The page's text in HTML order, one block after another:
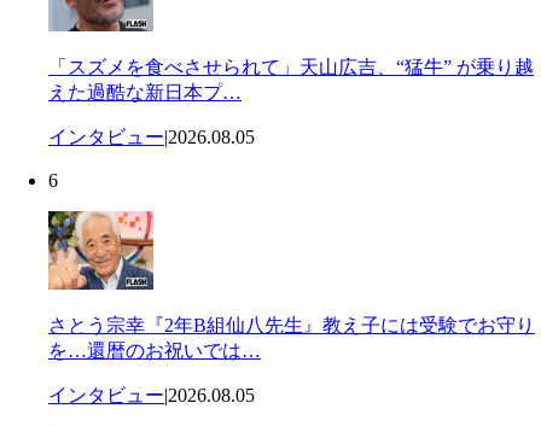
「スズメを食べさせられて」天山広吉、“猛牛” が乗り越
えた過酷な新日本プ…
インタビュー|2026.08.05
6
さとう宗幸『2年B組仙八先生』教え子には受験でお守り
を…還暦のお祝いでは…
インタビュー|2026.08.05